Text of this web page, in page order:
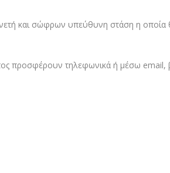
και σώφρων υπεύθυνη στάση η οποία
προσφέρουν τηλεφωνικά ή μέσω email,